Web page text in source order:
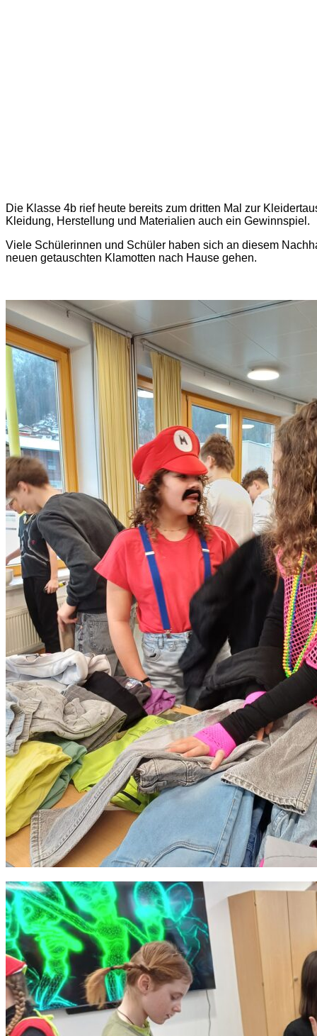
Die Klasse 4b rief heute bereits zum dritten Mal zur
Kleidung, Herstellung und Materialien auch ein Gewinnspiel.
Viele Schülerinnen und Schüler haben sich an diesem
neuen getauschten Klamotten nach Hause gehen.